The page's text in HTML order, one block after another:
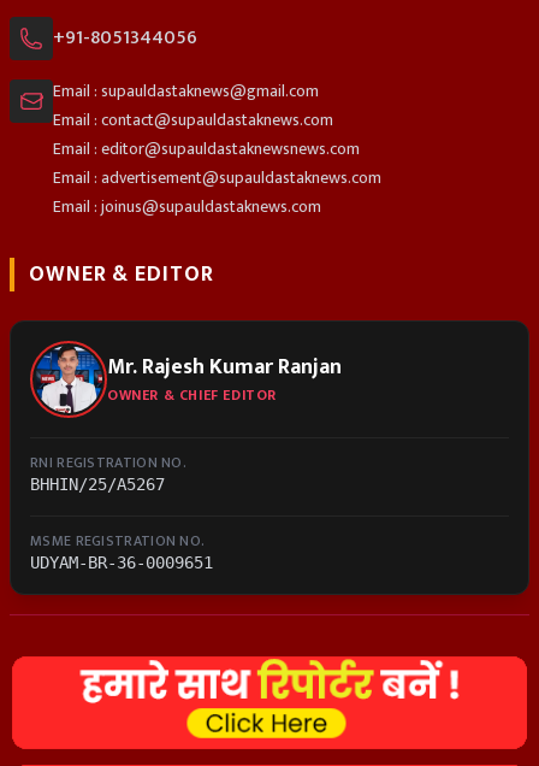
+91-8051344056
Email : supauldastaknews@gmail.com
Email : contact@supauldastaknews.com
Email : editor@supauldastaknewsnews.com
Email : advertisement@supauldastaknews.com
Email : joinus@supauldastaknews.com
OWNER & EDITOR
Mr. Rajesh Kumar Ranjan
OWNER & CHIEF EDITOR
RNI REGISTRATION NO.
BHHIN/25/A5267
MSME REGISTRATION NO.
UDYAM-BR-36-0009651